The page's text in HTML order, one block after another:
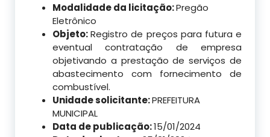
Modalidade da licitação:Pregão
Eletrônico
Objeto:Registro de preços para futura e
eventual contratação de empresa
objetivando a prestação de serviços de
abastecimento com fornecimento de
combustível.
Unidade solicitante:PREFEITURA
MUNICIPAL
Data de publicação:15/01/2024